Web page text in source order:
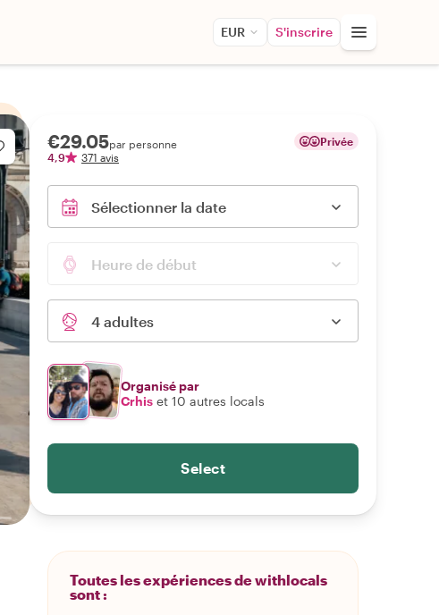
EUR S'inscrire
€29.05par personne
4,9
371 avis
Privée
Sélectionner la date
Heure de début
4 adultes
Organisé par
Crhis et 10 autres locals
Select
Toutes les expériences de withlocals
sont :